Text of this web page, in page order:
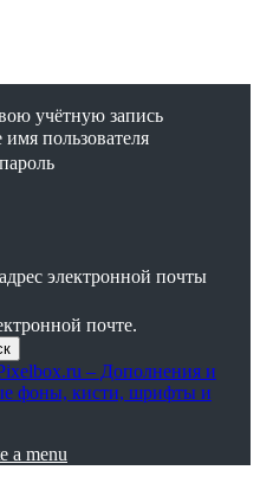
учётную запись
пользователя
электронной почты
почте.
– Дополнения и
фоны, кисти, шрифты и
a menu